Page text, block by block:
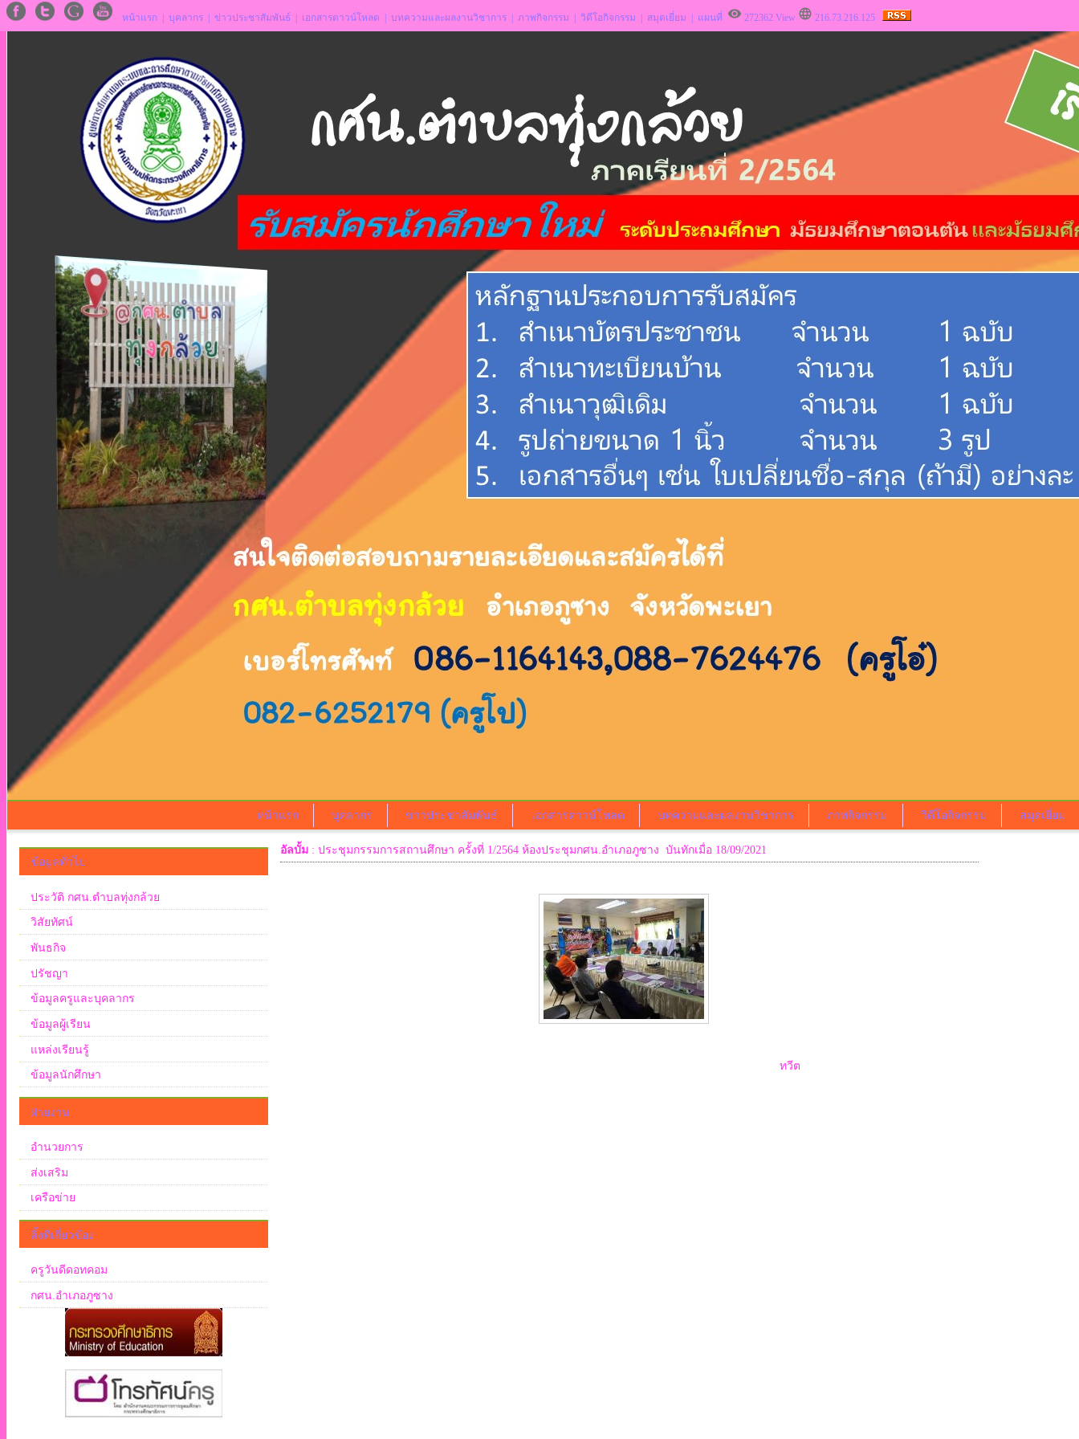
หน้าแรก บุคลากร ข่าวประชาสัมพันธ์ เอกสารดาวน์โหลด บทความและผลงานวิชาการ ภาพกิจกรรม วิดีโอกิจกรรม สมุดเยี่ยม แผนที่ 272362 View 216.73.216.125
หน้าแรก บุคลากร ข่าวประชาสัมพันธ์ เอกสารดาวน์โหลด บทความและผลงานวิชาการ ภาพกิจกรรม วิดีโอกิจกรรม สมุดเยี่ยม
ข้อมูลทั่วไป
ประวัติ กศน.ตำบลทุ่งกล้วย
วิสัยทัศน์
พันธกิจ
ปรัชญา
ข้อมูลครูและบุคลากร
ข้อมูลผู้เรียน
แหล่งเรียนรู้
ข้อมูลนักศึกษา
ฝ่ายงาน
อำนวยการ
ส่งเสริม
เครือข่าย
ลิ้งที่เกี่ยวข้อง
ครูวันดีดอทคอม
กศน.อำเภอภูซาง
อัลบั้ม : ประชุมกรรมการสถานศึกษา ครั้งที่ 1/2564 ห้องประชุมกศน.อำเภอภูซาง บันทักเมื่อ 18/09/2021
ทวีต